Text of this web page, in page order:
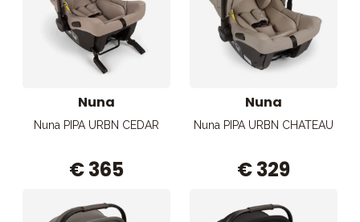
Nuna
Nuna PIPA URBN CEDAR
€ 365
Nuna
Nuna PIPA URBN CHATEAU
€ 329
Lahjavinkkejä
Aurinko ja uinti
Opas